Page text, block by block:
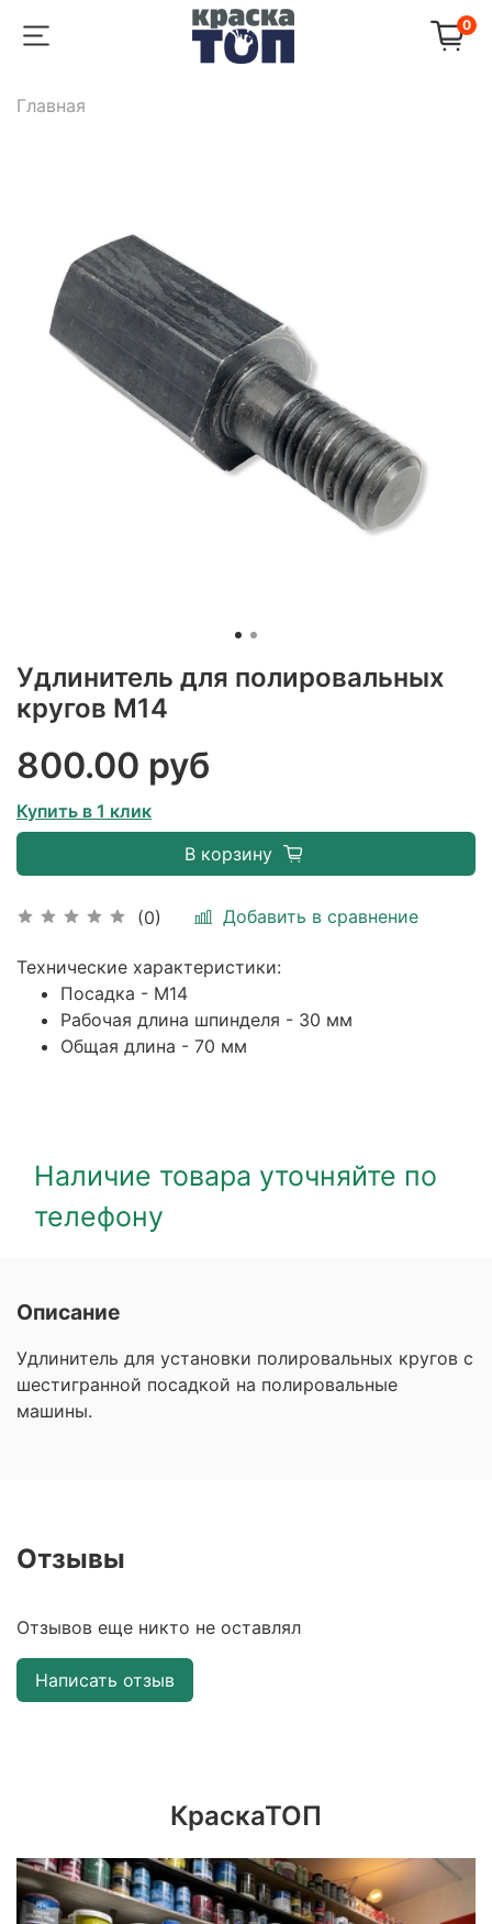
0
Главная
Удлинитель для полировальных
кругов М14
(0) Добавить в сравнение
800.00 руб
Купить в 1 клик
В корзину
Технические характеристики:
Посадка - М14
Рабочая длина шпинделя - 30 мм
Общая длина - 70 мм
Наличие товара уточняйте по
телефону
Описание
Удлинитель для установки полировальных кругов с
шестигранной посадкой на полировальные
машины.
Отзывы
Отзывов еще никто не оставлял
Написать отзыв
КраскаТОП